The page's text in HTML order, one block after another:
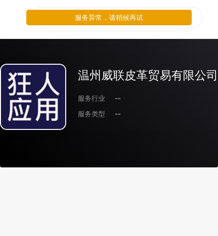
温州威联皮革贸易有限公司
服务行业
--
服务类型
--
服务异常，请稍候再试